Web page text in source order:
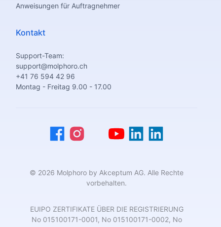
Anweisungen für Auftragnehmer
Kontakt
Support-Team:
support@molphoro.ch
+41 76 594 42 96
Montag - Freitag 9.00 - 17.00
© 2026 Molphoro by Akceptum AG. Alle Rechte
vorbehalten.
EUIPO ZERTIFIKATE ÜBER DIE REGISTRIERUNG
No 015100171-0001, No 015100171-0002, No